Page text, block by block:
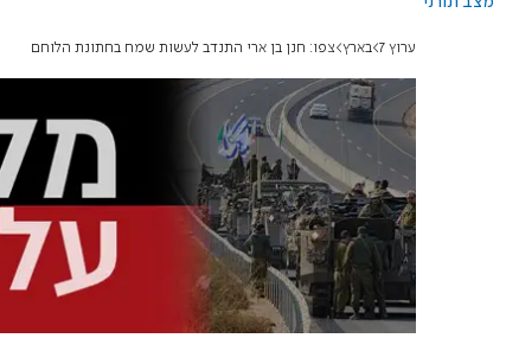
ערוץ 7 בארץ צפו: חנן בן ארי התנדב לעשות שמח בחתונת הלוחם